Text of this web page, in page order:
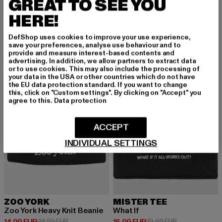
11,99 EUR
Derzeitiger Preis: 11,99 EUR
19,99 EUR Aktionspreis: 19,99 EUR
14,99 EUR
Derzeitiger Preis: 14,99 EUR
19,99 EUR
-40%
ZOO YORK
Zoo York Heavy Knit Beanie
-15%
MISTER TEE
What If
GREAT TO SEE YOU
HERE!
DefShop uses cookies to improve your use experience,
save your preferences, analyse use behaviour and to
provide and measure interest-based contents and
advertising. In addition, we allow partners to extract data
or to use cookies. This may also include the processing of
your data in the USA or other countries which do not have
the EU data protection standard. If you want to change
this, click on "Custom settings". By clicking on "Accept" you
agree to this. Data protection
INDIVIDUAL SETTINGS
ACCEPT